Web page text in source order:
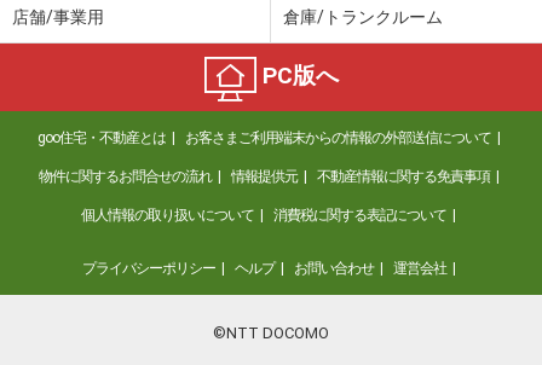
店舗/事業用 倉庫/トランクルーム
PC版へ
goo住宅・不動産とは お客さまご利用端末からの情報の外部送信について
物件に関するお問合せの流れ 情報提供元 不動産情報に関する免責事項
個人情報の取り扱いについて 消費税に関する表記について
プライバシーポリシー ヘルプ お問い合わせ 運営会社
©NTT DOCOMO